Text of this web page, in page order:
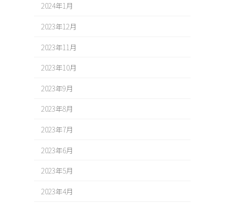
2024年1月
2023年12月
2023年11月
2023年10月
2023年9月
2023年8月
2023年7月
2023年6月
2023年5月
2023年4月